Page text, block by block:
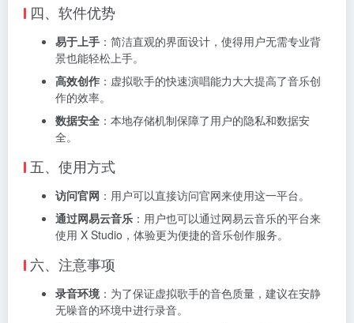
四、软件优势
易于上手 ：简洁直观的界面设计，使得用户无需专业背
景也能轻松上手。
高效创作 ：虚拟歌手的快速演唱能力大大提高了音乐创
作的效率。
数据安全 ：本地存储机制保障了用户的隐私和数据安
全。
五、使用方式
访问官网 ：用户可以直接访问官网来使用这一平台。
通过网易云音乐 ：用户也可以通过网易云音乐的平台来
使用 X Studio，体验更为便捷的音乐创作服务。
六、注意事项
录音环境 ：为了保证虚拟歌手的音色质量，建议在安静
无噪音的环境中进行录音。